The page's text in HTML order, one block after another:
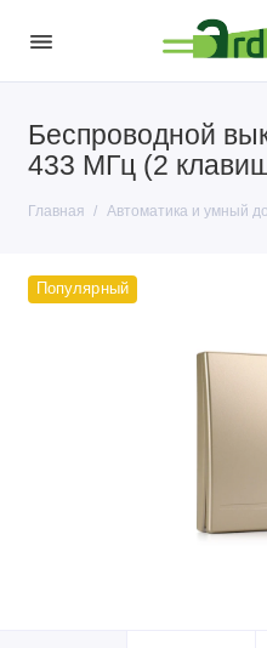
Беспроводной
433 МГц (2
Главная Автоматика и умный
Популярный